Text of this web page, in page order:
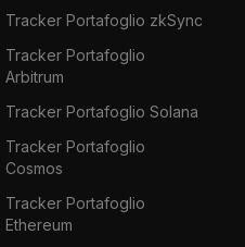
Tracker Portafoglio zkSync
Tracker Portafoglio
Arbitrum
Tracker Portafoglio Solana
Tracker Portafoglio
Cosmos
Tracker Portafoglio
Ethereum